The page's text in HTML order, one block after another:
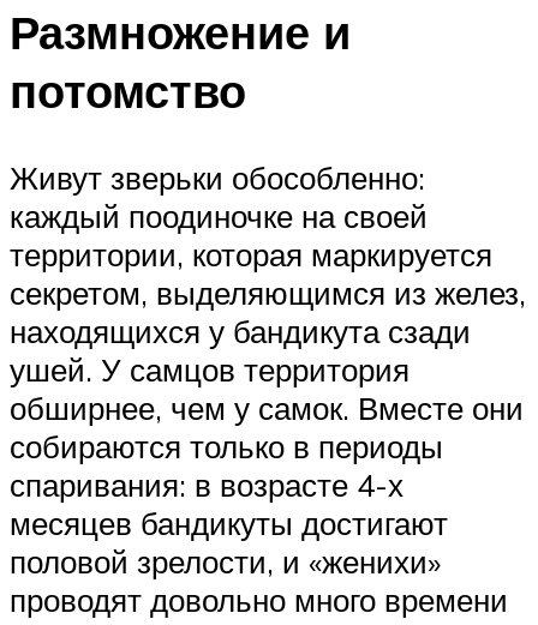
Размножение и
потомство
Живут зверьки обособленно:
каждый поодиночке на своей
территории, которая маркируется
секретом, выделяющимся из желез,
находящихся у бандикута сзади
ушей. У самцов территория
обширнее, чем у самок. Вместе они
собираются только в периоды
спаривания: в возрасте 4-х
месяцев бандикуты достигают
половой зрелости, и «женихи»
проводят довольно много времени